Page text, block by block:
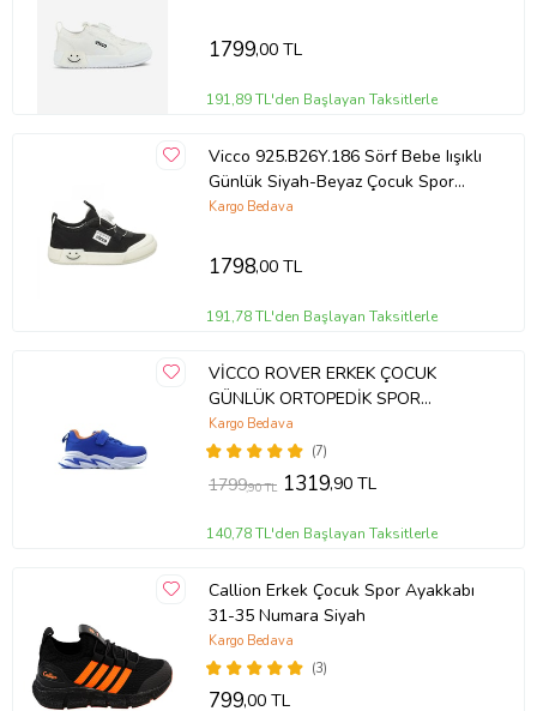
1799,00 TL
191,89 TL'den Başlayan Taksitlerle
Vicco 925.B26Y.186 Sörf Bebe Iışıklı
Günlük Siyah-Beyaz Çocuk Spor
Ayakkabı
Kargo Bedava
1798,00 TL
191,78 TL'den Başlayan Taksitlerle
VİCCO ROVER ERKEK ÇOCUK
GÜNLÜK ORTOPEDİK SPOR
AYAKKABI (22-35) 23Y 346.180 PE
(Mavi)
(7)
Kargo Bedava
1799,90 TL 1319,90 TL
140,78 TL'den Başlayan Taksitlerle
Callion Erkek Çocuk Spor Ayakkabı
31-35 Numara Siyah
(3)
Kargo Bedava
799,00 TL